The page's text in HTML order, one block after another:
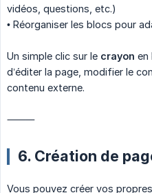
vidéos, questions, etc.)
• Réorganiser les blocs pour
Un simple clic sur le crayon en
d’éditer la page, modifier le
contenu externe.
⸻
6. Création de
Vous pouvez créer vos